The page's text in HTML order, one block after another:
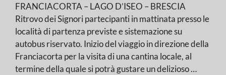
FRANCIACORTA – LAGO D’ISEO – BRESCIA
Ritrovo dei Signori partecipanti in mattinata presso le
località di partenza previste e sistemazione su
autobus riservato. Inizio del viaggio in direzione della
Franciacorta per la visita di una cantina locale, al
termine della quale si potrà gustare un delizioso …